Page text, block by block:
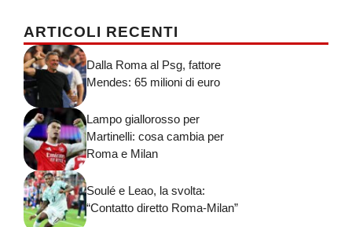
ARTICOLI RECENTI
Dalla Roma al Psg, fattore
Mendes: 65 milioni di euro
Lampo giallorosso per
Martinelli: cosa cambia per
Roma e Milan
Soulé e Leao, la svolta:
“Contatto diretto Roma-Milan”